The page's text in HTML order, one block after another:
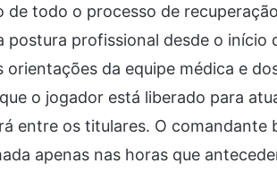
todo o processo de
postura profissional desde o início
da equipe médica e
o jogador está liberado para
entre os titulares. O comandante
apenas nas horas que